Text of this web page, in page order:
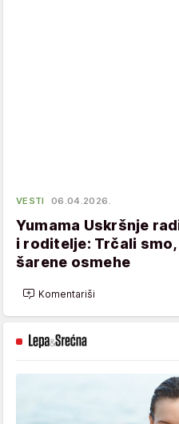
VESTI 06.04.2026.
Yumama Uskršnje
i roditelje: Trčali
šarene osmehe
Komentariši